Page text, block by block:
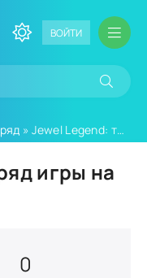
ВОЙТИ
» Jewel Legend: три в ряд игры
игры на
0